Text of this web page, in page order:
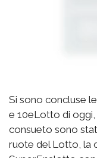
Si sono concluse
e 10eLotto di oggi,
consueto sono
ruote del Lotto, la